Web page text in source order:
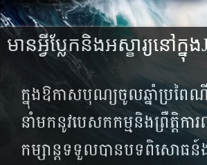
មានអ្វីប្លែកនិងអស្ខារ្យនៅក្នុ
ក្នុងឱកាសបុណ្យចូលឆ្នាំប្រពៃណី
នាំ​មក​នូវ​បេសក​កម្ម​និង​ព្រឺត្តិក
កម្សាន្ត​ទទួល​បាន​បទ​ពិសោធន៍​ង